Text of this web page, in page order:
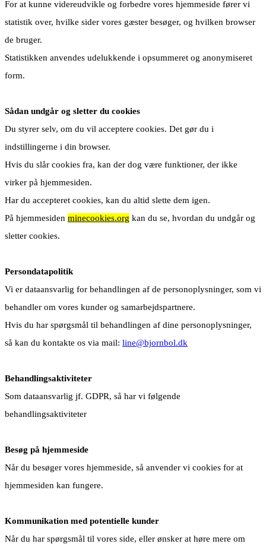
For at kunne videreudvikle og forbedre vores hjemmeside fører vi
statistik over, hvilke sider vores gæster besøger, og hvilken browser
de bruger.
Statistikken anvendes udelukkende i opsummeret og anonymiseret
form.
Sådan undgår og sletter du cookies
Du styrer selv, om du vil acceptere cookies. Det gør du i
indstillingerne i din browser.
Hvis du slår cookies fra, kan der dog være funktioner, der ikke
virker på hjemmesiden.
Har du accepteret cookies, kan du altid slette dem igen.
På hjemmesiden minecookies.org kan du se, hvordan du undgår og
sletter cookies.
Persondatapolitik
Vi er dataansvarlig for behandlingen af de personoplysninger, som vi
behandler om vores kunder og samarbejdspartnere.
Hvis du har spørgsmål til behandlingen af dine personoplysninger,
så kan du kontakte os via mail: line@bjornbol.dk
Behandlingsaktiviteter
Som dataansvarlig jf. GDPR, så har vi følgende
behandlingsaktiviteter
Besøg på hjemmeside
Når du besøger vores hjemmeside, så anvender vi cookies for at
hjemmesiden kan fungere.
Kommunikation med potentielle kunder
Når du har spørgsmål til vores side, eller ønsker at høre mere om